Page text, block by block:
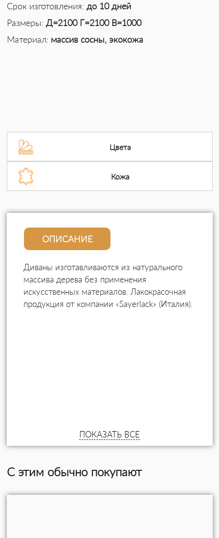
Срок изготовления: до 10 дней
Размеры: Д=2100 Г=2100 В=1000
Материал: массив сосны, экокожа
Цвета
Кожа
ОПИСАНИЕ
Диваны изготавливаются из натурального
массива дерева без применения
искусственных материалов. Лакокрасочная
продукция от компании «Sayerlack» (Италия).
ПОКАЗАТЬ ВСЕ
С этим обычно покупают